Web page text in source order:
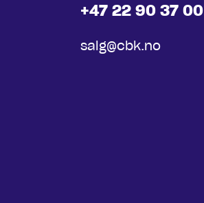
+47 22 90 37 00
salg@cbk.no